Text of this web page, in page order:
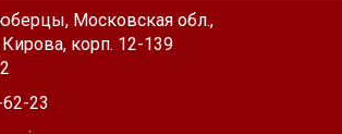
Московская обл.,
Кирова, корп. 12-139
23